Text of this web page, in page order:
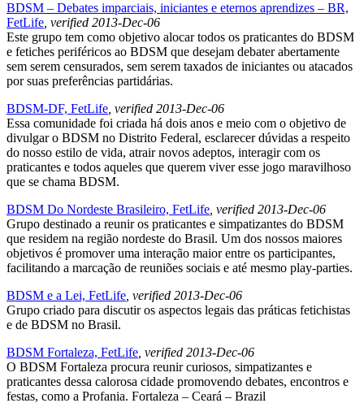
BDSM – Debates imparciais, iniciantes e eternos aprendizes – BR,
FetLife , verified 2013-Dec-06
Este grupo tem como objetivo alocar todos os praticantes do BDSM
e fetiches periféricos ao BDSM que desejam debater abertamente
sem serem censurados, sem serem taxados de iniciantes ou atacados
por suas preferências partidárias.
BDSM-DF, FetLife , verified 2013-Dec-06
Essa comunidade foi criada há dois anos e meio com o objetivo de
divulgar o BDSM no Distrito Federal, esclarecer dúvidas a respeito
do nosso estilo de vida, atrair novos adeptos, interagir com os
praticantes e todos aqueles que querem viver esse jogo maravilhoso
que se chama BDSM.
BDSM Do Nordeste Brasileiro, FetLife , verified 2013-Dec-06
Grupo destinado a reunir os praticantes e simpatizantes do BDSM
que residem na região nordeste do Brasil. Um dos nossos maiores
objetivos é promover uma interação maior entre os participantes,
facilitando a marcação de reuniões sociais e até mesmo play-parties.
BDSM e a Lei, FetLife , verified 2013-Dec-06
Grupo criado para discutir os aspectos legais das práticas fetichistas
e de BDSM no Brasil.
BDSM Fortaleza, FetLife , verified 2013-Dec-06
O BDSM Fortaleza procura reunir curiosos, simpatizantes e
praticantes dessa calorosa cidade promovendo debates, encontros e
festas, como a Profania. Fortaleza – Ceará – Brazil